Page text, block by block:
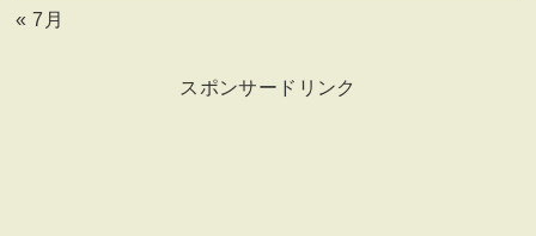
« 7月
スポンサードリンク